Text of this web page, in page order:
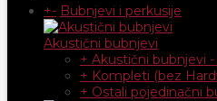
+- Bubnjevi i perkusije
Akustični bubnjevi
+ Akustični bubnjevi
+ Kompleti (bez
+ Ostali pojedinačni